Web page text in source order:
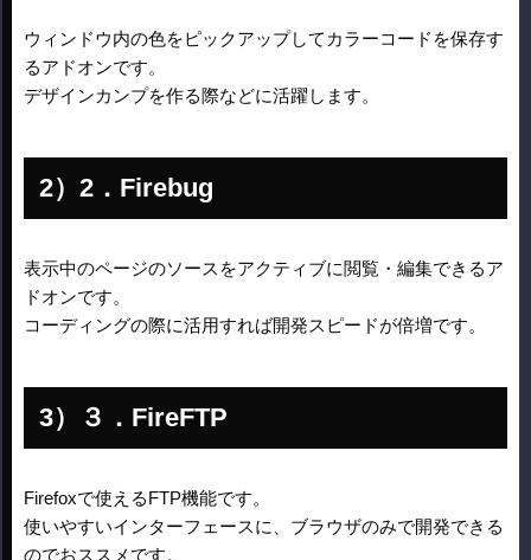
ウィンドウ内の色をピックアップしてカラーコードを保存す
るアドオンです。
デザインカンプを作る際などに活躍します。
2．Firebug
表示中のページのソースをアクティブに閲覧・編集できるア
ドオンです。
コーディングの際に活用すれば開発スピードが倍増です。
３．FireFTP
Firefoxで使えるFTP機能です。
使いやすいインターフェースに、ブラウザのみで開発できる
のでおススメです。